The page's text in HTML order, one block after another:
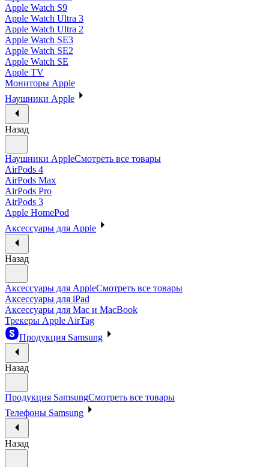
Apple Watch S9
Apple Watch Ultra 3
Apple Watch Ultra 2
Apple Watch SE3
Apple Watch SE2
Apple Watch SE
Apple TV
Мониторы Apple
Наушники Apple
Назад
Наушники AppleСмотреть все товары
AirPods 4
AirPods Max
AirPods Pro
AirPods 3
Apple HomePod
Аксессуары для Apple
Назад
Аксессуары для AppleСмотреть все товары
Аксессуары для iPad
Аксессуары для Mac и MacBook
Трекеры Apple AirTag
Продукция Samsung
Назад
Продукция SamsungСмотреть все товары
Телефоны Samsung
Назад